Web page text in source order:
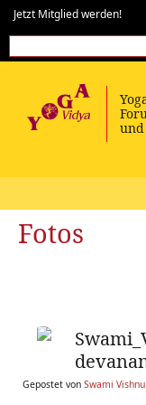
Jetzt Mitglied werden!
Fotos
Gepostet von Swami